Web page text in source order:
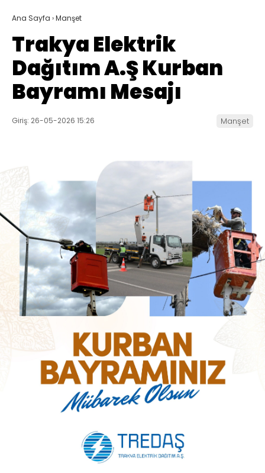
Ana Sayfa ›Manşet
Trakya Elektrik
Dağıtım A.Ş Kurban
Bayramı Mesajı
Giriş: 26-05-2026 15:26 Manşet